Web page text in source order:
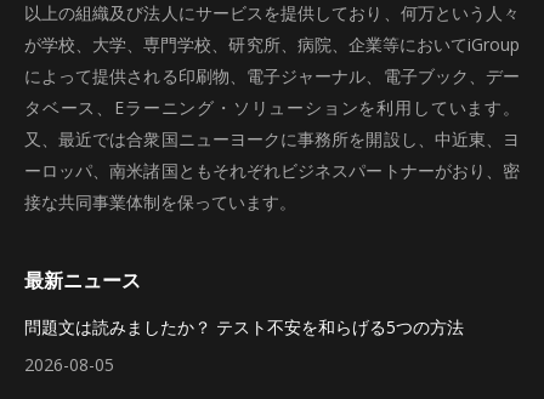
以上の組織及び法人にサービスを提供しており、何万という人々
が学校、大学、専門学校、研究所、病院、企業等においてiGroup
によって提供される印刷物、電子ジャーナル、電子ブック、デー
タベース、Eラーニング・ソリューションを利用しています。
又、最近では合衆国ニューヨークに事務所を開設し、中近東、ヨ
ーロッパ、南米諸国ともそれぞれビジネスパートナーがおり、密
接な共同事業体制を保っています。
最新ニュース
問題文は読みましたか？ テスト不安を和らげる5つの方法
2026-08-05